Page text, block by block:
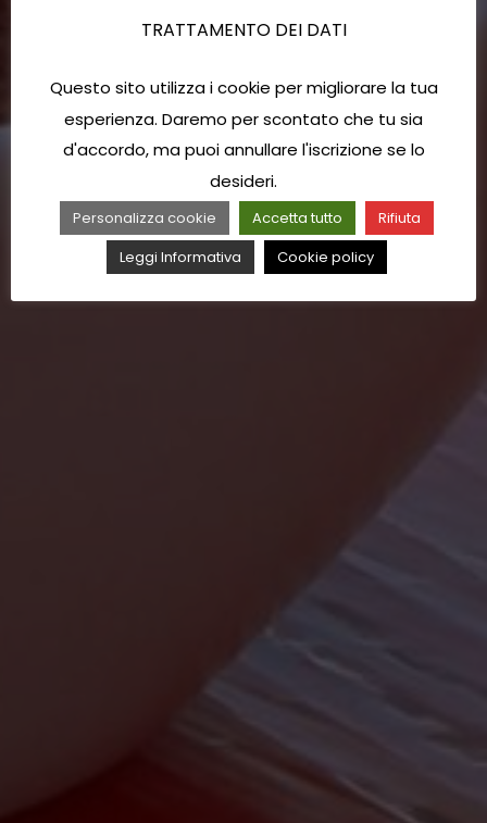
TRATTAMENTO DEI DATI
Questo sito utilizza i cookie per migliorare la tua
esperienza. Daremo per scontato che tu sia
d'accordo, ma puoi annullare l'iscrizione se lo
desideri.
Personalizza cookie Accetta tutto
Rifiuta
Leggi Informativa
Cookie policy